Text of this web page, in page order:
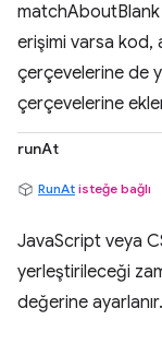
matchAboutBlank
erişimi varsa
çerçevelerine de
çerçevelerine
runAt
RunAt isteğe bağlı
JavaScript veya
yerleştirileceği
değerine ayarlanır.